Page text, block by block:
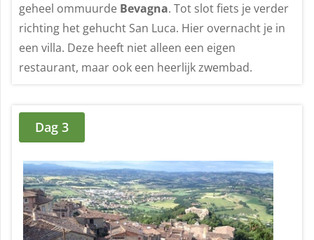
geheel ommuurde Bevagna. Tot slot fiets je verder
richting het gehucht San Luca. Hier overnacht je in
een villa. Deze heeft niet alleen een eigen
restaurant, maar ook een heerlijk zwembad.
Dag 3